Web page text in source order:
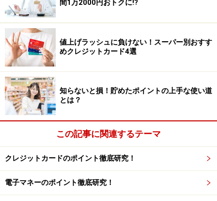
――と、いいますと？
滝沢さん： 例えば、「楽天ポイントカード」が使えるお
店で「楽天ペイ」を使う時には、「楽天ポイントカー
ド」を提⽰して、「楽天カード」から電子マネーをチャ
ージした「楽天ペイ」で⽀払うことで、ポイントの三重
取りができ、最大2.5倍のポイント還元率になります。
――あえて支払い方法を3つに分けている理由を教えてく
滝沢さん：クレジットカードの使いすぎを防ぐためで
す。家計管理として、「楽天カード」は月7万円以内に
収めるようにしているのですが、そのうち約3万円を
間1万2000円おトクに!?
値上げラッシュに負けない！スーパー別おすす
めクレジットカード4選
知らないと損！貯めたポイントの上手な使い道
とは？
この記事に関連するテーマ
クレジットカードのポイント徹底研究！
電子マネーのポイント徹底研究！